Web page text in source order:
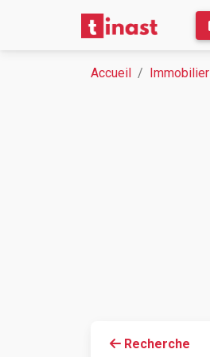
Accueil Immobilier
Recherche